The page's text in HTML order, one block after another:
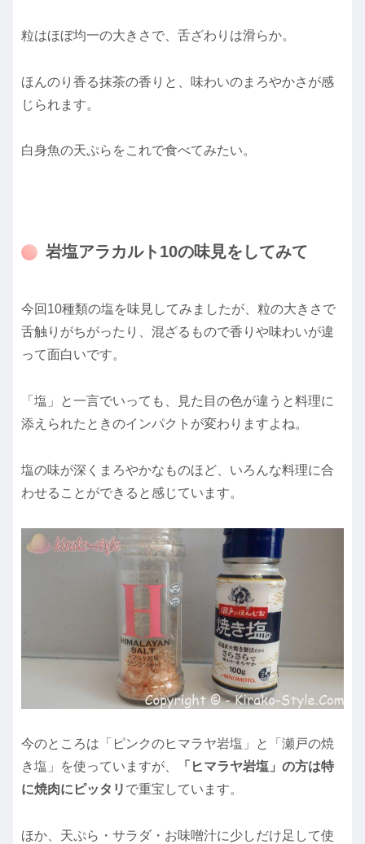
粒はほぼ均一の大きさで、舌ざわりは滑らか。
ほんのり香る抹茶の香りと、味わいのまろやかさ が感
じられます。
白身魚の天ぷらをこれで食べてみたい。
岩塩アラカルト10の味見をしてみて
今回10種類の塩を味見してみましたが、粒の大きさで
舌触りがちがったり、混ざるもので香りや味わいが違
って面白いです。
「塩」と一言でいっても、
見た目の色が違うと料理に
添えられたときのインパクトが変わりますよね。
塩の味が深くまろやかなものほど、いろんな料理に合
わせることができると感じています。
今のところは「ピンクのヒマラヤ岩塩」と「瀬戸の焼
き塩」を使っていますが、
「ヒマラヤ岩塩」の方は特
に焼肉にピッタリ で重宝しています。
ほか、天ぷら・サラダ・お味噌汁に少しだけ足して使